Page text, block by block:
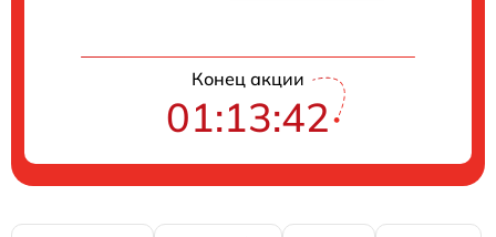
Конец акции
01:13:42